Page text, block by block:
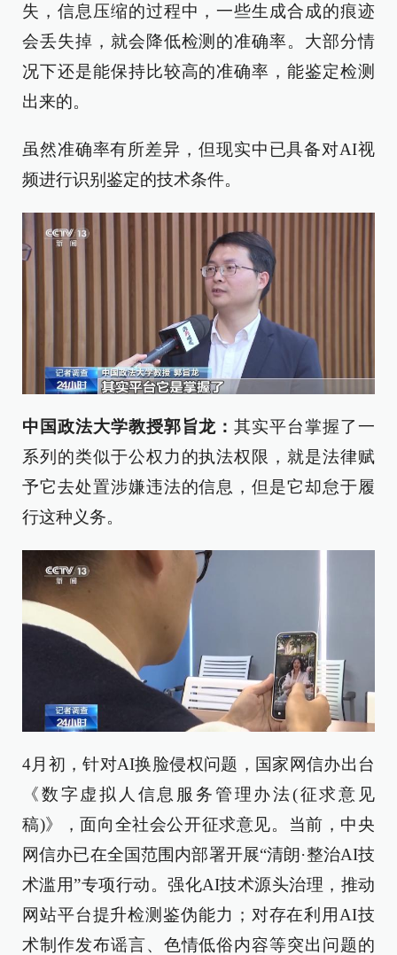
失，信息压缩的过程中，一些生成合成的痕迹
会丢失掉，就会降低检测的准确率。大部分情
况下还是能保持比较高的准确率，能鉴定检测
出来的。
虽然准确率有所差异，但现实中已具备对AI视
频进行识别鉴定的技术条件。
中国政法大学教授郭旨龙：其实平台掌握了一
系列的类似于公权力的执法权限，就是法律赋
予它去处置涉嫌违法的信息，但是它却怠于履
行这种义务。
4月初，针对AI换脸侵权问题，国家网信办出台
《数字虚拟人信息服务管理办法(征求意见
稿)》，面向全社会公开征求意见。当前，中央
网信办已在全国范围内部署开展“清朗·整治AI技
术滥用”专项行动。强化AI技术源头治理，推动
网站平台提升检测鉴伪能力；对存在利用AI技
术制作发布谣言、色情低俗内容等突出问题的